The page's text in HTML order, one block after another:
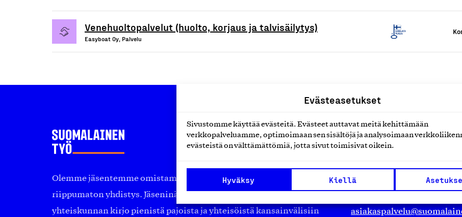
Evästeasetukset
Sivustomme käyttää evästeitä. Evästeet auttavat meitä kehittämään
verkkopalveluamme, optimoimaan sen sisältöjä ja analysoimaan
evästeistä on välttämättömiä, jotta sivut toimisivat oikein.
Hyväksy Kiellä
Venehuoltopalvelut (huolto, korjaus ja talvisäilytys)
Easyboat Oy, Palvelu
Olemme jäsentemme omistama puolueeton, työmarkkinajärjestöistä
riippumaton yhdistys. Jäseninämme on koko suomalaisen
yhteiskunnan kirjo pienistä pajoista ja yhteisöistä kansainvälisiin
Suomalainen työ ry
00130 Helsinki